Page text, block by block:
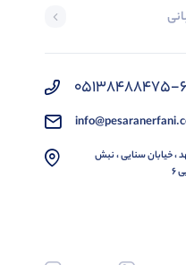
05138488475-6
، خیابان سنایی ، نبش
6